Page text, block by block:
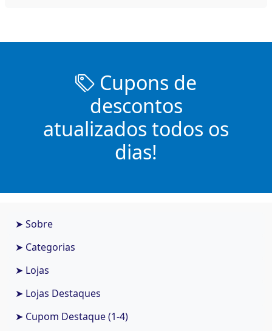
Cupons de
descontos
atualizados todos os
dias!
➤ Sobre
➤ Categorias
➤ Lojas
➤ Lojas Destaques
➤ Cupom Destaque (1-4)